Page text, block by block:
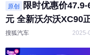
原创
限时优惠价
元 全新沃尔沃XC90
搜狐汽车 2025-